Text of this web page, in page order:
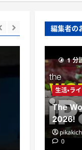
1 分読み
編集者の
1 分
生活・ラ
The
2026!
0